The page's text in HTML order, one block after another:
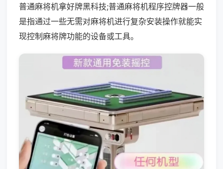
普通麻将机拿好牌黑科技;普通麻将机程序控牌器一般
是指通过一些无需对麻将机进行复杂安装操作就能实
现控制麻将牌功能的设备或工具。